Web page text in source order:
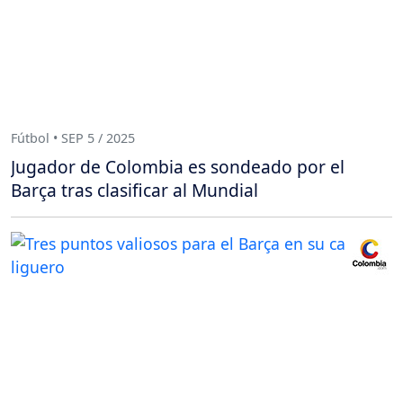
Fútbol • SEP 5 / 2025
Jugador de Colombia es sondeado por el
Barça tras clasificar al Mundial